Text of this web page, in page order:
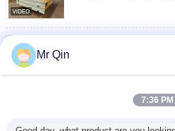
Balance de camion
Balance portable,
balance avec
Mr Qin
7:36 PM